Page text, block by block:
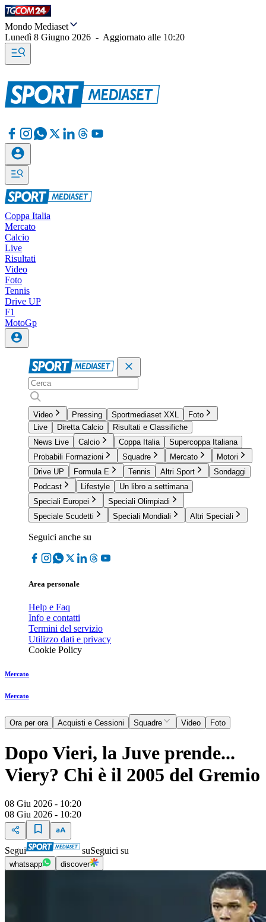
Mondo Mediaset
Lunedì 8 Giugno 2026 - Aggiornato alle 10:20
Coppa Italia
Mercato
Calcio
Live
Risultati
Video
Foto
Tennis
Drive UP
F1
MotoGp
Video Pressing Sportmediaset XXL
Foto
Live
Diretta Calcio
Risultati e Classifiche
News Live
Calcio Coppa Italia
Supercoppa Italiana
Probabili Formazioni
Squadre Mercato
Motori
Drive UP
Formula E Tennis Altri Sport
Sondaggi
Podcast
Lifestyle
Un libro a settimana
Speciali Europei
Speciali Olimpiadi
Speciale Scudetti
Speciali Mondiali Altri Speciali
Seguici anche su
Area personale
Help e Faq
Info e contatti
Termini del servizio
Utilizzo dati e privacy
Cookie Policy
Mercato
Mercato
Ora per ora Acquisti e Cessioni Squadre Video Foto
Dopo Vieri, la Juve prende...
Viery? Chi è il 2005 del Gremio
08 Giu 2026 - 10:20
08 Giu 2026 - 10:20
Segui suSeguici su
whatsapp discover